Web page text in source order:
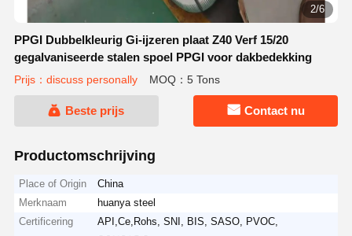
2/6
PPGI Dubbelkleurig Gi-ijzeren plaat Z40 Verf 15/20
gegalvaniseerde stalen spoel PPGI voor dakbedekking
Prijs：discuss personally MOQ：5 Tons
Beste prijs Contact nu
Productomschrijving
Place of Origin
China
Merknaam
huanya steel
Certificering
API,Ce,Rohs, SNI, BIS, SASO, PVOC,